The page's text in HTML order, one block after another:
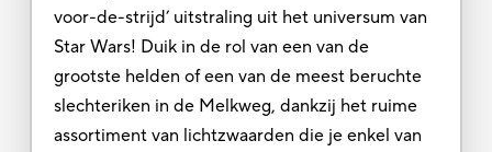
voor-de-strijd’ uitstraling uit het universum van
Star Wars! Duik in de rol van een van de
grootste helden of een van de meest beruchte
slechteriken in de Melkweg, dankzij het ruime
assortiment van lichtzwaarden die je enkel van